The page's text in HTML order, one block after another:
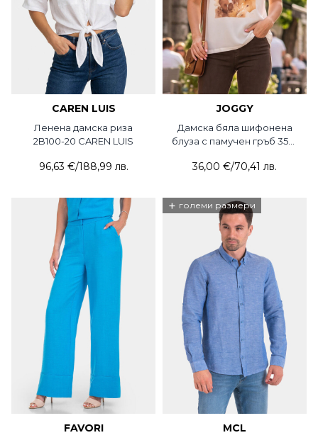
CAREN LUIS
Ленена дамска риза
2B100-20 CAREN LUIS
96,63 €/188,99 лв.
JOGGY
Дамска бяла шифонена
блуза с памучен гръб 350-
36,00 €/70,41 лв.
FAVORI
+ големи размери
MCL